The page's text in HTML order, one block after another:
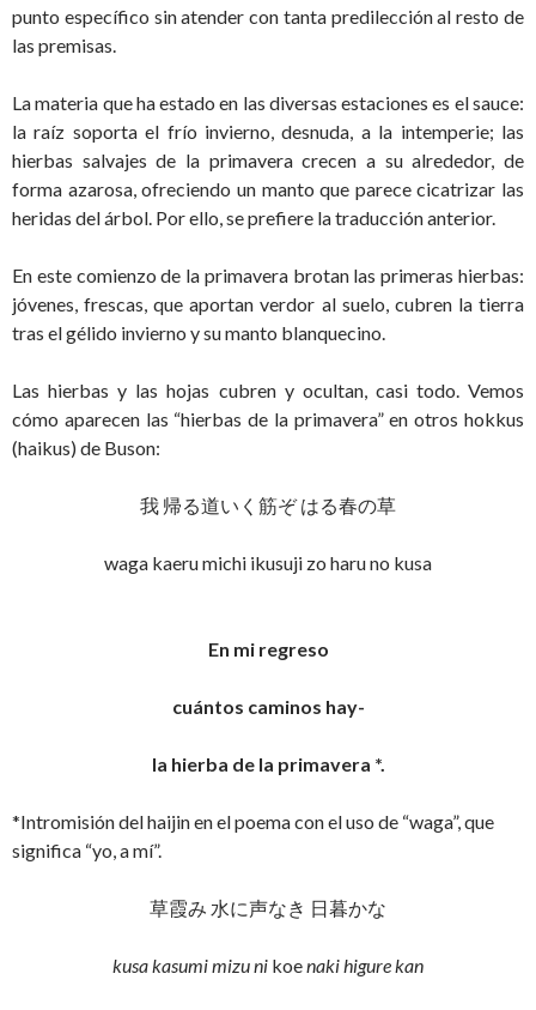
punto específico sin atender con tanta predilección al resto de
las premisas.
La materia que ha estado en las diversas estaciones es el sauce:
la raíz soporta el frío invierno, desnuda, a la intemperie; las
hierbas salvajes de la primavera crecen a su alrededor, de
forma azarosa, ofreciendo un manto que parece cicatrizar las
heridas del árbol. Por ello, se prefiere la traducción anterior.
En este comienzo de la primavera brotan las primeras hierbas:
jóvenes, frescas, que aportan verdor al suelo, cubren la tierra
tras el gélido invierno y su manto blanquecino.
Las hierbas y las hojas cubren y ocultan, casi todo. Vemos
cómo aparecen las “hierbas de la primavera” en otros hokkus
(haikus) de Buson:
我 帰る道いく筋ぞ はる春の草
waga kaeru michi ikusuji zo haru no kusa
En mi regreso
cuántos caminos hay-
la hierba de la primavera *.
*Intromisión del haijin en el poema con el uso de “waga”, que
significa “yo, a mí”.
草霞み 水に声なき 日暮かな
kusa kasumi mizu ni koenaki higure kan